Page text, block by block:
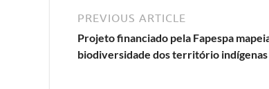
PREVIOUS ARTICLE
Projeto financiado pela Fapespa
biodiversidade dos território indígenas